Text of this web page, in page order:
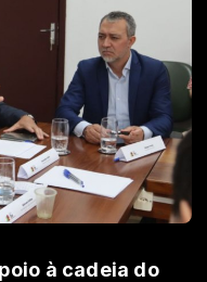
à cadeia do